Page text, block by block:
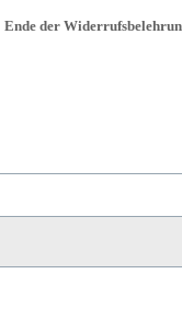
Ende der